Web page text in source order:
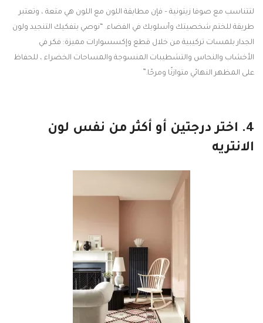
لتتناسب مع صوفا زيتونية – فإن مطابقة اللون مع اللون هي متعة ، وتعتبر
طريقة للختم شخصيتك وأسلوبك في الفضاء. “نوصي بتفكيك التنجيد ولون
الجدار بلمسات تركيبية من خلال قطع وإكسسوارات مميزة: فكر في
الأخشاب والنحاس والتشطيبات المنسوجة والمساحات الخضراء ، للحفاظ
على المظهر النهائي متوازنًا ومرحًا.”
4. اختر درجتين أو أكثر من نفس لون
الانتريه